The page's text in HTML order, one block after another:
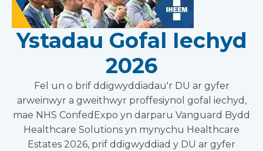
Ystadau Gofal Iechyd
2026
Fel un o brif ddigwyddiadau'r DU ar gyfer
arweinwyr a gweithwyr proffesiynol gofal iechyd,
mae NHS ConfedExpo yn darparu Vanguard Bydd
Healthcare Solutions yn mynychu Healthcare
Estates 2026, prif ddigwyddiad y DU ar gyfer